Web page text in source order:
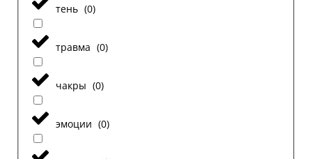
тень (0)
травма (0)
чакры (0)
эмоции (0)